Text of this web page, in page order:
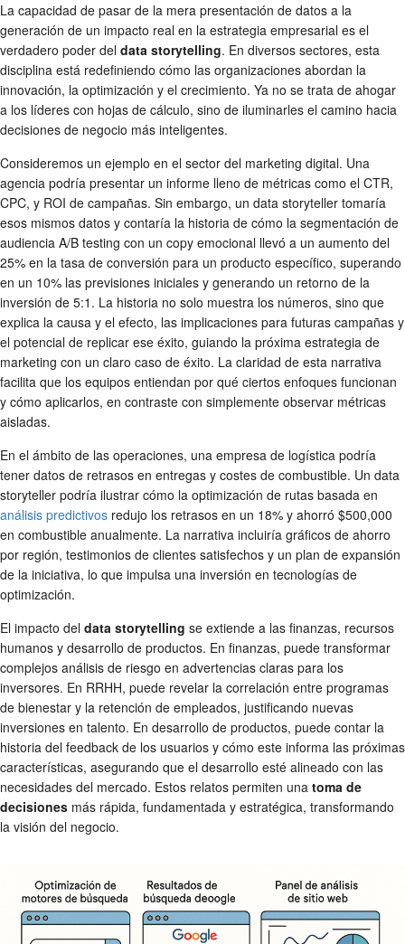
La capacidad de pasar de la mera presentación de datos a la
generación de un impacto real en la estrategia empresarial es el
verdadero poder del data storytelling. En diversos sectores, esta
disciplina está redefiniendo cómo las organizaciones abordan la
innovación, la optimización y el crecimiento. Ya no se trata de ahogar
a los líderes con hojas de cálculo, sino de iluminarles el camino hacia
decisiones de negocio más inteligentes.
Consideremos un ejemplo en el sector del marketing digital. Una
agencia podría presentar un informe lleno de métricas como el CTR,
CPC, y ROI de campañas. Sin embargo, un data storyteller tomaría
esos mismos datos y contaría la historia de cómo la segmentación de
audiencia A/B testing con un copy emocional llevó a un aumento del
25% en la tasa de conversión para un producto específico, superando
en un 10% las previsiones iniciales y generando un retorno de la
inversión de 5:1. La historia no solo muestra los números, sino que
explica la causa y el efecto, las implicaciones para futuras campañas y
el potencial de replicar ese éxito, guiando la próxima estrategia de
marketing con un claro caso de éxito. La claridad de esta narrativa
facilita que los equipos entiendan por qué ciertos enfoques funcionan
y cómo aplicarlos, en contraste con simplemente observar métricas
aisladas.
En el ámbito de las operaciones, una empresa de logística podría
tener datos de retrasos en entregas y costes de combustible. Un data
storyteller podría ilustrar cómo la optimización de rutas basada en
análisis predictivos redujo los retrasos en un 18% y ahorró $500,000
en combustible anualmente. La narrativa incluiría gráficos de ahorro
por región, testimonios de clientes satisfechos y un plan de expansión
de la iniciativa, lo que impulsa una inversión en tecnologías de
optimización.
El impacto del data storytelling se extiende a las finanzas, recursos
humanos y desarrollo de productos. En finanzas, puede transformar
complejos análisis de riesgo en advertencias claras para los
inversores. En RRHH, puede revelar la correlación entre programas
de bienestar y la retención de empleados, justificando nuevas
inversiones en talento. En desarrollo de productos, puede contar la
historia del feedback de los usuarios y cómo este informa las próximas
características, asegurando que el desarrollo esté alineado con las
necesidades del mercado. Estos relatos permiten una toma de
decisiones más rápida, fundamentada y estratégica, transformando
la visión del negocio.